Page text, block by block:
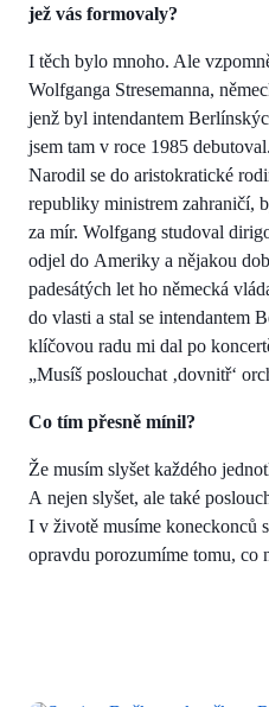
jež vás formovaly?
I těch bylo mnoho. Ale
Wolfganga Stresemanna,
jenž byl intendantem
jsem tam v roce 1985
Narodil se do aristokratické
republiky ministrem zahraničí,
za mír. Wolfgang studoval
odjel do Ameriky a nějakou
padesátých let ho německá
do vlasti a stal se intendantem
klíčovou radu mi dal po
„Musíš poslouchat ‚dovnitř‘
Co tím přesně mínil?
Že musím slyšet každého
A nejen slyšet, ale také
I v životě musíme koneckonců
opravdu porozumíme tomu, co